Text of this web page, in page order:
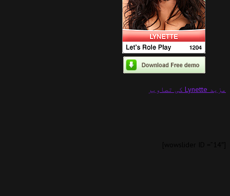
مزید Lynette کی تصاویر